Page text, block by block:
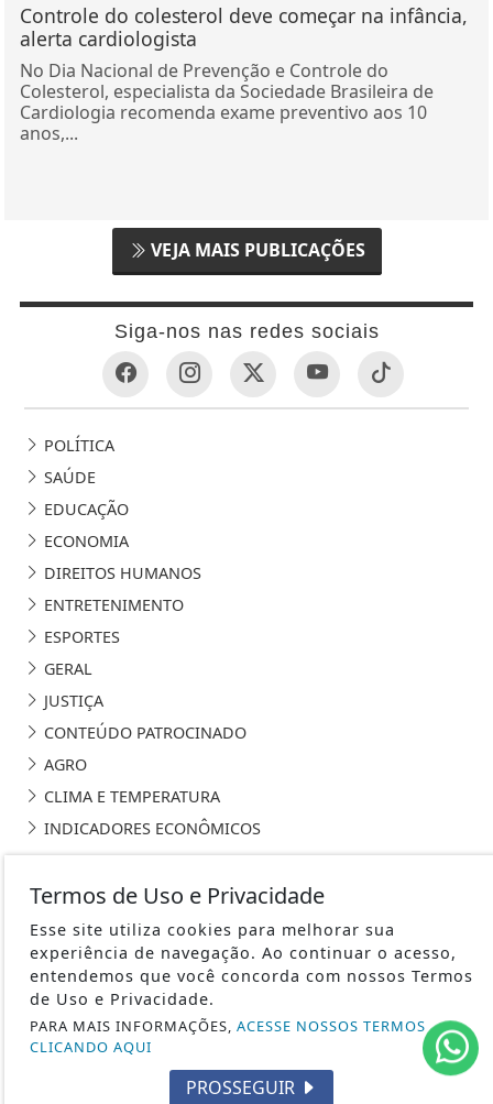
Controle do colesterol deve começar na infância,
alerta cardiologista
No Dia Nacional de Prevenção e Controle do
Colesterol, especialista da Sociedade Brasileira de
Cardiologia recomenda exame preventivo aos 10
anos,...
VEJA MAIS PUBLICAÇÕES
Siga-nos nas redes sociais
POLÍTICA
SAÚDE
EDUCAÇÃO
ECONOMIA
DIREITOS HUMANOS
ENTRETENIMENTO
ESPORTES
GERAL
JUSTIÇA
CONTEÚDO PATROCINADO
AGRO
CLIMA E TEMPERATURA
INDICADORES ECONÔMICOS
WWW.RADIOALTOTAQUARI.COM.BR - TODOS OS DIREITOS
RESERVADOS
TERMOS DE USO E PRIVACIDADE
SOBRE
Termos de Uso e Privacidade
Esse site utiliza cookies para melhorar sua
experiência de navegação. Ao continuar o acesso,
entendemos que você concorda com nossos Termos
de Uso e Privacidade.
PARA MAIS INFORMAÇÕES, ACESSE NOSSOS TERMOS
CLICANDO AQUI
PROSSEGUIR